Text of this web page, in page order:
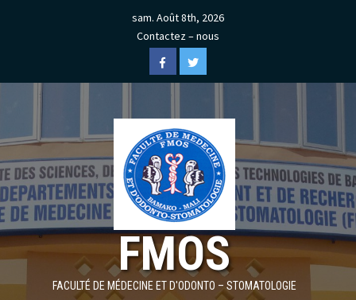
sam. Août 8th, 2026
Contactez – nous
FacebookTwitter
FMOS
FACULTÉ DE MÉDECINE ET D'ODONTO – STOMATOLOGIE